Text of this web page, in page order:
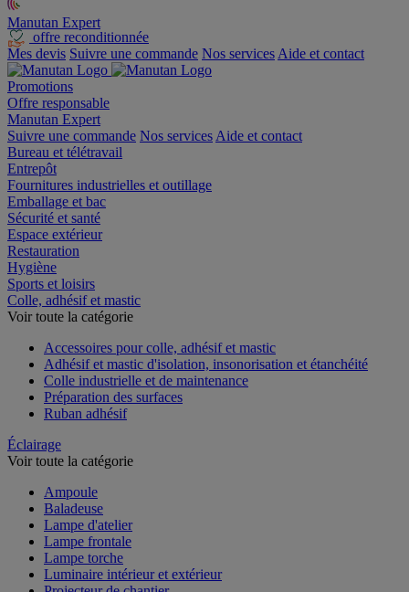
Manutan Expert
offre reconditionnée
Mes devis Suivre une commande Nos services Aide et contact
Promotions
Offre responsable
Manutan Expert
Suivre une commande Nos services Aide et contact
Bureau et télétravail
Entrepôt
Fournitures industrielles et outillage
Emballage et bac
Sécurité et santé
Espace extérieur
Restauration
Hygiène
Sports et loisirs
Colle, adhésif et mastic
Voir toute la catégorie
Accessoires pour colle, adhésif et mastic
Adhésif et mastic d'isolation, insonorisation et étanchéité
Colle industrielle et de maintenance
Préparation des surfaces
Ruban adhésif
Éclairage
Voir toute la catégorie
Ampoule
Baladeuse
Lampe d'atelier
Lampe frontale
Lampe torche
Luminaire intérieur et extérieur